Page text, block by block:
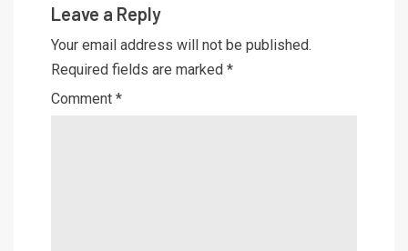
Leave a Reply
Your email address will not be published.
Required fields are marked *
Comment *